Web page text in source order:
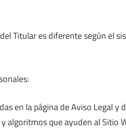
Titular es diferente según el
en la página de Aviso Legal y
algoritmos que ayuden al Sitio